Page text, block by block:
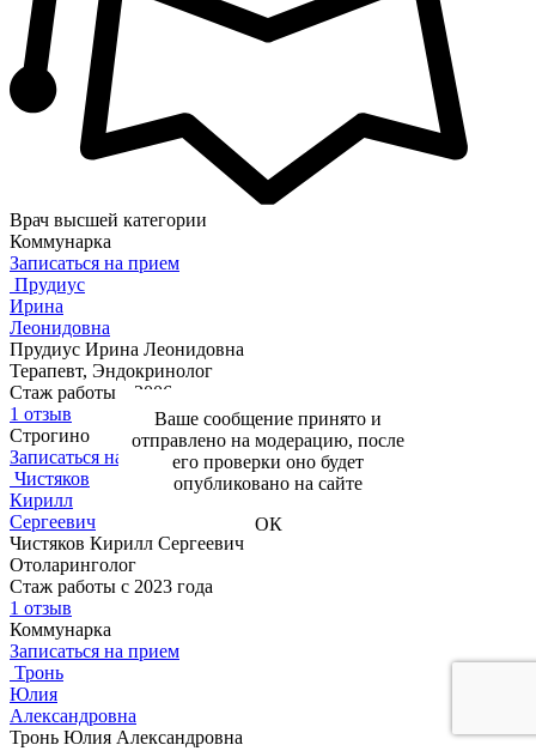
Врач высшей категории
Коммунарка
Записаться на прием
Прудиус
Ирина
Леонидовна
Прудиус Ирина Леонидовна
Терапевт, Эндокринолог
Стаж работы с 2006 года
1 отзыв
Строгино
Записаться на прием
Чистяков
Кирилл
Сергеевич
Чистяков Кирилл Сергеевич
Отоларинголог
Стаж работы с 2023 года
1 отзыв
Коммунарка
Записаться на прием
Тронь
Юлия
Александровна
Тронь Юлия Александровна
Ваше сообщение принято и
отправлено на модерацию, после
его проверки оно будет
опубликовано на сайте
ОК